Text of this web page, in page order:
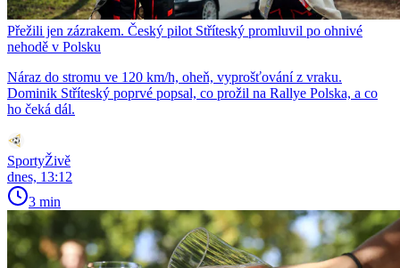
Přežili jen zázrakem. Český pilot Stříteský promluvil po ohnivé
nehodě v Polsku
Náraz do stromu ve 120 km/h, oheň, vyprošťování z vraku.
Dominik Stříteský poprvé popsal, co prožil na Rallye Polska, a co
ho čeká dál.
SportyŽivě
dnes, 13:12
3 min